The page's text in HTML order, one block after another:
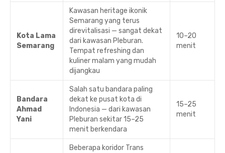
Kota Lama
Semarang
Kawasan heritage ikonik
Semarang yang terus
direvitalisasi — sangat dekat
dari kawasan Pleburan.
Tempat refreshing dan
kuliner malam yang mudah
dijangkau
10–20
menit
Bandara
Ahmad
Yani
Salah satu bandara paling
dekat ke pusat kota di
Indonesia — dari kawasan
Pleburan sekitar 15–25
menit berkendara
15–25
menit
Beberapa koridor Trans